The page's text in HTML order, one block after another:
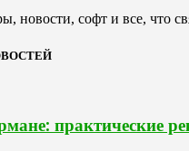
новости, софт и все, что
практические